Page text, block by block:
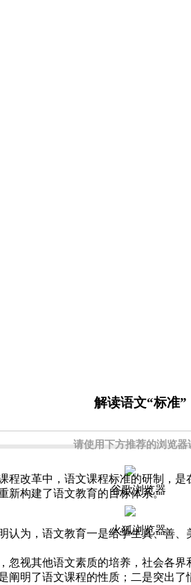
请使用下方推荐的浏览器
谷歌浏览器
火狐浏览器
解读语文“标准”
改革中，语文课程标准的研制，
新构建了语文教育的目标体系。
，语文教育一是给学生真、善、
其他语文素质的培养，社会各界
明了语文课程的性质；二是突出